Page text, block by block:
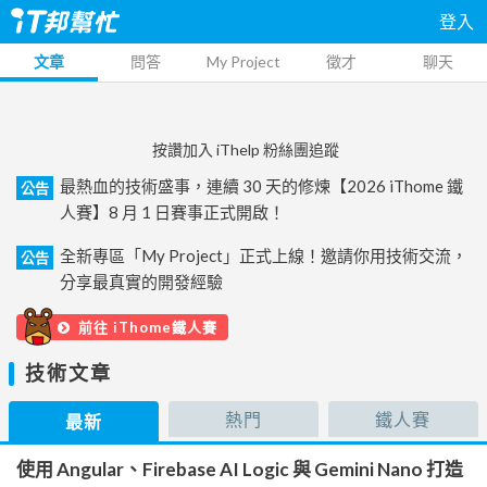
登入
文章 問答 My Project 徵才 聊天
按讚加入 iThelp 粉絲團追蹤
公告
最熱血的技術盛事，連續 30 天的修煉【2026 iThome 鐵
人賽】8 月 1 日賽事正式開啟！
公告
全新專區「My Project」正式上線！邀請你用技術交流，
分享最真實的開發經驗
前往 iThome鐵人賽
技術文章
最新 熱門 鐵人賽
使用 Angular、Firebase AI Logic 與 Gemini Nano 打造